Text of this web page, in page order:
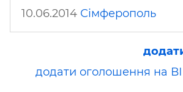
10.06.2014 Сімферополь
додати оголошення на